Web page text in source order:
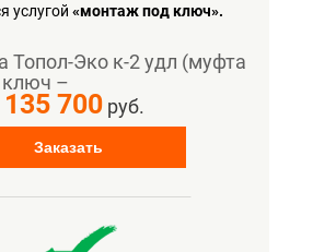
услугой «монтаж под ключ».
Топол-Эко к-2 удл (муфта
ключ –
135 700 руб.
Заказать